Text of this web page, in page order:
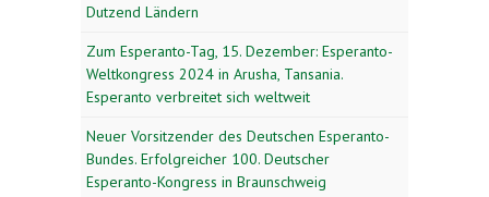
Dutzend Ländern
Zum Esperanto-Tag, 15. Dezember: Esperanto-
Weltkongress 2024 in Arusha, Tansania.
Esperanto verbreitet sich weltweit
Neuer Vorsitzender des Deutschen Esperanto-
Bundes. Erfolgreicher 100. Deutscher
Esperanto-Kongress in Braunschweig